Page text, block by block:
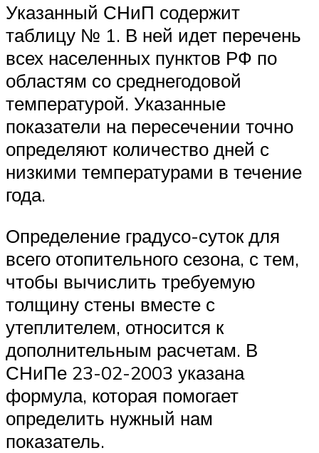
Указанный СНиП содержит
таблицу № 1. В ней идет перечень
всех населенных пунктов РФ по
областям со среднегодовой
температурой. Указанные
показатели на пересечении точно
определяют количество дней с
низкими температурами в течение
года.
Определение градусо-суток для
всего отопительного сезона, с тем,
чтобы вычислить требуемую
толщину стены вместе с
утеплителем, относится к
дополнительным расчетам. В
СНиПе 23-02-2003 указана
формула, которая помогает
определить нужный нам
показатель.